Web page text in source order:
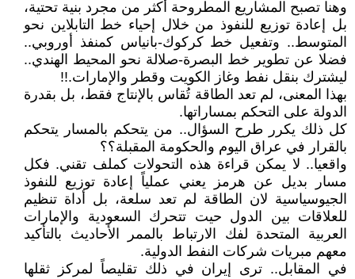
وهنا تصبح المشاريع المطروحة أكثر من مجرد بنية تحتية،
بل إعادة توزيع للنفوذ من خلال إحياء خط التابلاين نحو
المتوسط.. وتفعيل خط كركوك-بانياس كمنفذ أوروبي..
فضلا عن تطوير خط البصرة-صلالة نحو المحيط الهندي..
ليشترك بنقل نفط وغاز الكويت وقطر والإمارات.!!
بهذا المعنى، لم تعد الطاقة تُقاس بالإنتاج فقط، بل بقدرة
الدولة على التحكم بمساراتها.
كل ذلك يكرر طرح السؤال.. من يتحكم بالمسار يتحكم
بالقرار في عراق اليوم والحكومة المقبلة؟؟
واقعيا.. لا يمكن قراءة هذه التحولات كملف تقني. فكل
مسار بديل عن هرمز يعني عملياً إعادة توزيع للنفوذ
الجيوسياسية لان الطاقة لم تعد سلعة، بل أداة تنظيم
للعلاقات بين الدول حيت تتحرك السعودية والإمارات
العربية المتحدة لفك الارتباط بالممر الأحاديث بالتأكيد
معهم مبريات شركات النفط الدولية.
في المقابل.. ترى إيران في ذلك تقليصاً لمركز ثقلها